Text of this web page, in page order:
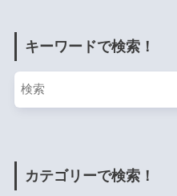
キーワードで検索！
カテゴリーで検索！